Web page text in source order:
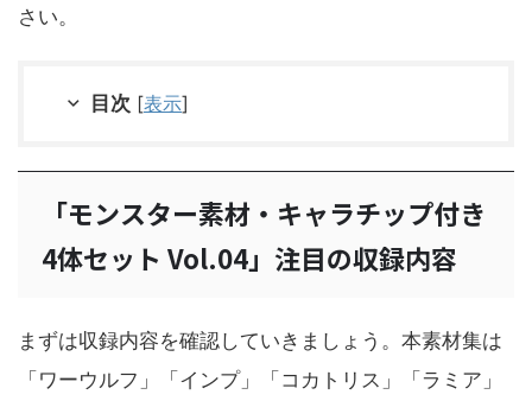
さい。
目次 [表示]
「モンスター素材・キャラチップ付き
4体セット Vol.04」注目の収録内容
まずは収録内容を確認していきましょう。本素材集は
「ワーウルフ」「インプ」「コカトリス」「ラミア」